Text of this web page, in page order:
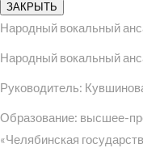
ЗАКРЫТЬ
Народный вокальный
Народный вокальный
Руководитель:
Образование: высшее-
«Челябинская